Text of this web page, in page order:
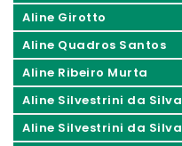
Aline Girotto
Aline Quadros Santos
Aline Ribeiro Murta
Aline Silvestrini da Silva
Aline Silvestrini da Silva